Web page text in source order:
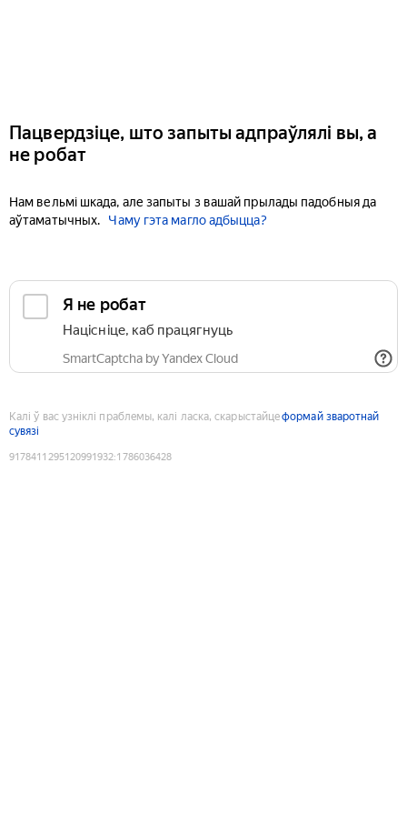
Пацвердзіце, што запыты адпраўлялі вы, а
не робат
Нам вельмі шкада, але запыты з вашай прылады падобныя да
аўтаматычных.
Чаму гэта магло адбыцца?
Я не робат
Націсніце, каб працягнуць
SmartCaptcha by Yandex Cloud
Калі ў вас узніклі праблемы, калі ласка, скарыстайцеформай зваротнай
сувязі
9178411295120991932:1786036428